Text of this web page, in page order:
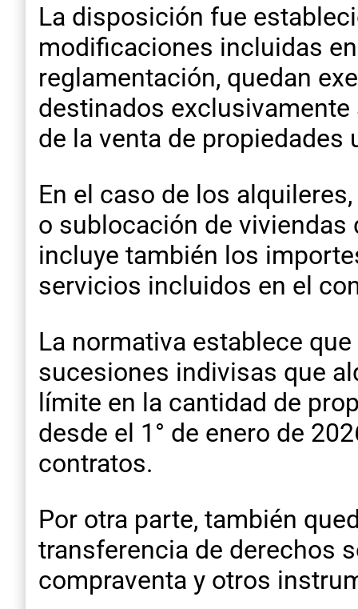
La disposición fue
modificaciones incluidas
reglamentación, quedan
destinados
de la venta de propiedades
En el caso de los
o sublocación de
incluye también los
servicios incluidos en el
La normativa establece
sucesiones indivisas que
límite en la cantidad de
desde el 1° de enero de
contratos.
Por otra parte, también
transferencia de derechos
compraventa y otros